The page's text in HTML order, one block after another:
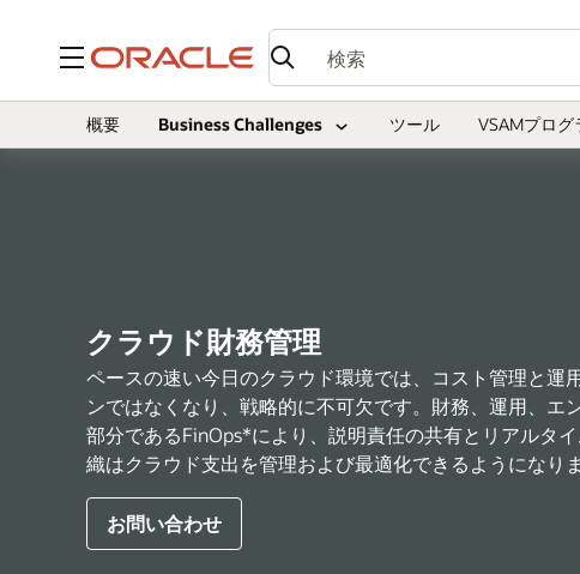
メニュー
概要 Business Challenges ツール VSAMプログ
クラウド財務管理
ペースの速い今日のクラウド環境では、コスト管理と運
ンではなくなり、戦略的に不可欠です。財務、運用、エ
部分であるFinOps*により、説明責任の共有とリアルタ
織はクラウド支出を管理および最適化できるようになりま
お問い合わせ